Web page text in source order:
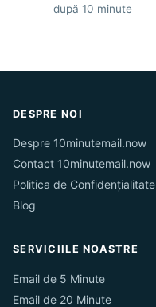
după 10 minute
DESPRE NOI
Despre 10minutemail.now
Contact 10minutemail.now
Politica de Confidențialitate
Blog
SERVICIILE NOASTRE
Email de 5 Minute
Email de 20 Minute